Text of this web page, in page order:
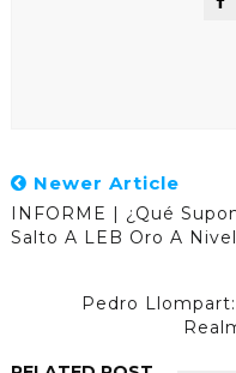
Newer Article
INFORME | ¿Qué
Salto A LEB Oro A
Pedro